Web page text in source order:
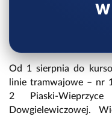
Od 1 sierpnia do
linie tramwajowe – nr
2 Piaski-
Dowgielewiczowej.